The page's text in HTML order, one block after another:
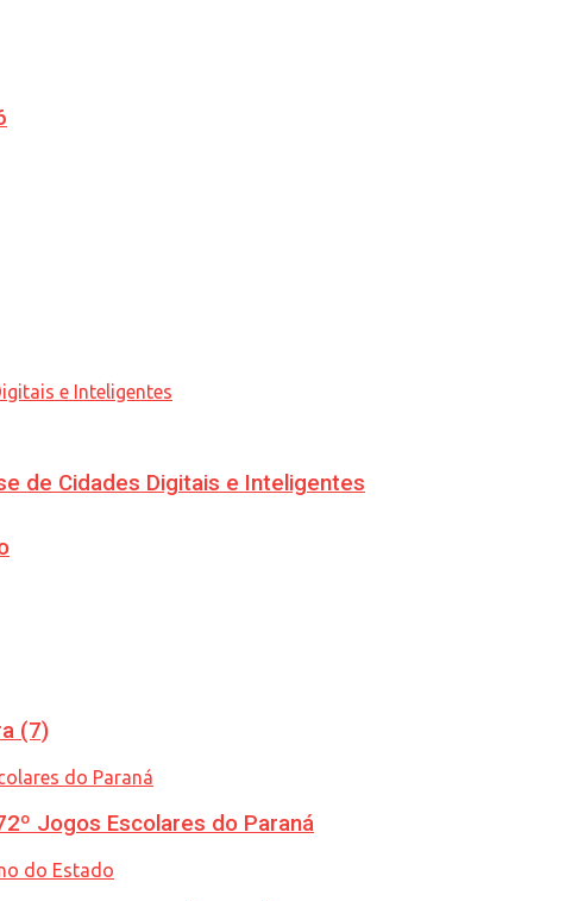
de Cidades Digitais e Inteligentes
(7)
Jogos Escolares do Paraná